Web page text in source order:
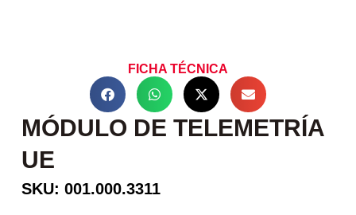
FICHA TÉCNICA
MÓDULO DE TELEMETRÍA
UE
SKU: 001.000.3311